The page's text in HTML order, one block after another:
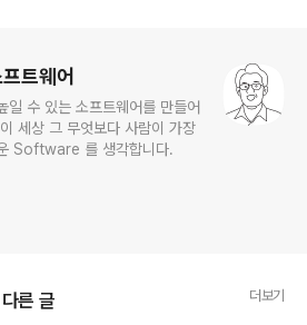
트웨어
일 수 있는 소프트웨어를 만들어
세상 그 무엇보다 사람이 가장
Software 를 생각합니다.
른 글 더보기